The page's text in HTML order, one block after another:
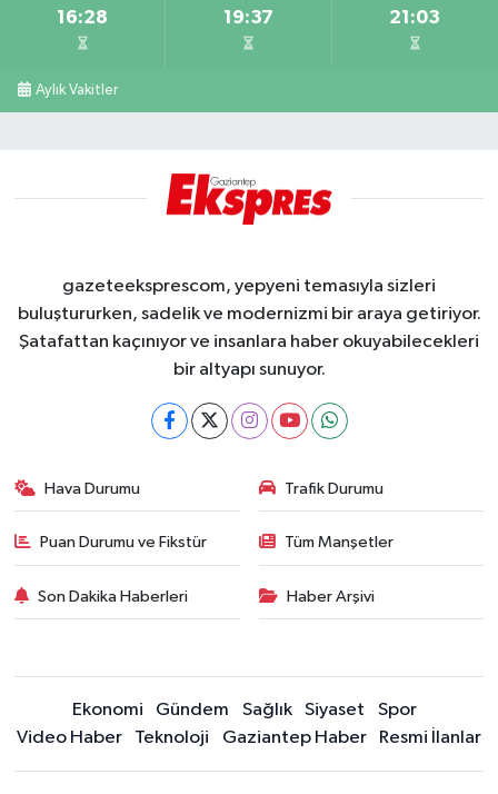
16:28 19:37 21:03
Aylık Vakitler
gazeteeksprescom, yepyeni temasıyla sizleri
buluştururken, sadelik ve modernizmi bir araya getiriyor.
Şatafattan kaçınıyor ve insanlara haber okuyabilecekleri
bir altyapı sunuyor.
Hava Durumu Trafik Durumu
Puan Durumu ve Fikstür Tüm Manşetler
Son Dakika Haberleri Haber Arşivi
Ekonomi Gündem Sağlık Siyaset
Spor
Video Haber
Teknoloji Gaziantep Haber Resmi İlanlar